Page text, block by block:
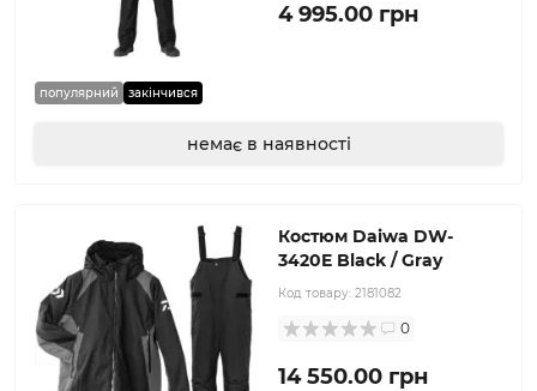
популярний закінчився
4 995.00 грн
немає в наявності
Костюм Daiwa DW-
3420E Black / Gray
Код товару: 2181082
0
14 550.00 грн